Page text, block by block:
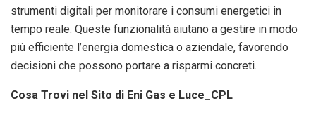
strumenti digitali per monitorare i consumi energetici in
tempo reale. Queste funzionalità aiutano a gestire in modo
più efficiente l’energia domestica o aziendale, favorendo
decisioni che possono portare a risparmi concreti.
Cosa Trovi nel Sito di Eni Gas e Luce_CPL